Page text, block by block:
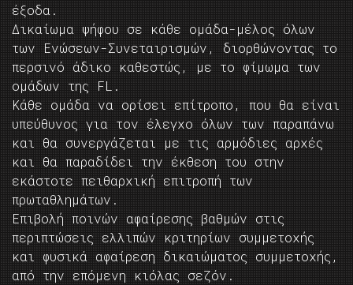
έξοδα.
Δικαίωμα ψήφου σε κάθε ομάδα-μέλος όλων
των Ενώσεων-Συνεταιρισμών, διορθώνοντας το
περσινό άδικο καθεστώς, με το φίμωμα των
ομάδων της FL.
Κάθε ομάδα να ορίσει επίτροπο, που θα είναι
υπεύθυνος για τον έλεγχο όλων των παραπάνω
και θα συνεργάζεται με τις αρμόδιες αρχές
και θα παραδίδει την έκθεση του στην
εκάστοτε πειθαρχική επιτροπή των
πρωταθλημάτων.
Επιβολή ποινών αφαίρεσης βαθμών στις
περιπτώσεις ελλιπών κριτηρίων συμμετοχής
και φυσικά αφαίρεση δικαιώματος συμμετοχής,
από την επόμενη κιόλας σεζόν.